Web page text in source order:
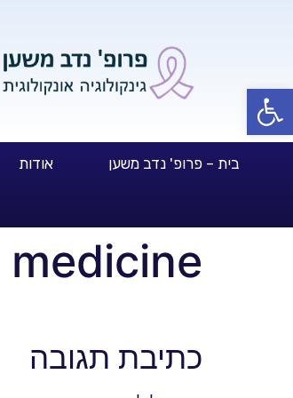
פתח סרגל נגישות
בית – פרופ' נדב משען אודות
medicine
כתיבת תגובה